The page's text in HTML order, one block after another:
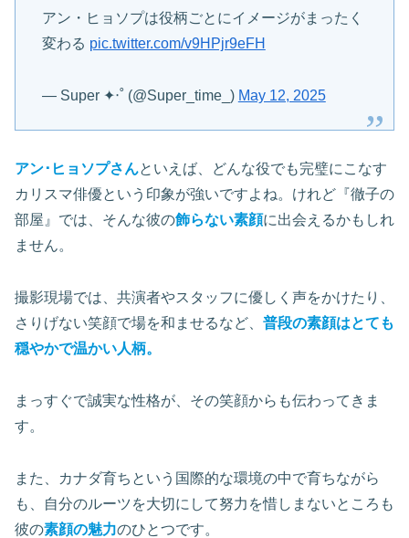
アン・ヒョソプは役柄ごとにイメージがまったく
変わる pic.twitter.com/v9HPjr9eFH
— Super ✦‧˚ (@Super_time_) May 12, 2025
アン･ヒョソプさんといえば、どんな役でも完璧にこなす
カリスマ俳優という印象が強いですよね。けれど『徹子の
部屋』では、そんな彼の飾らない素顔に出会えるかもしれ
ません。
撮影現場では、共演者やスタッフに優しく声をかけたり、
さりげない笑顔で場を和ませるなど、 普段の素顔はとても
穏やかで温かい人柄。
まっすぐで誠実な性格が、その笑顔からも伝わってきま
す。
また、カナダ育ちという国際的な環境の中で育ちながら
も、自分のルーツを大切にして努力を惜しまないところも
彼の素顔の魅力のひとつです。